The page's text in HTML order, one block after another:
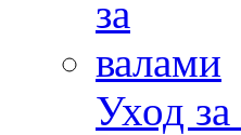
Уход